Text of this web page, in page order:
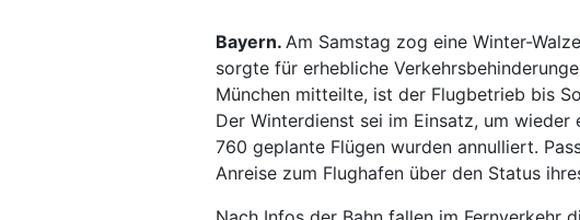
Bayern. Am Samstag zog eine Winter-
sorgte für erhebliche
München mitteilte, ist der Flugbetrieb bis
Der Winterdienst sei im Einsatz, um
760 geplante Flügen wurden annulliert.
Anreise zum Flughafen über den Status